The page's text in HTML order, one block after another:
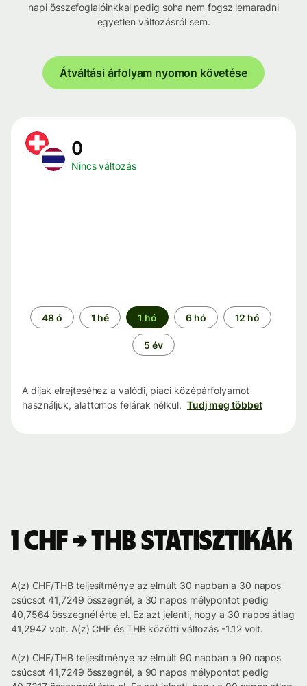
napi összefoglalóinkkal pedig soha nem fogsz lemaradni
egyetlen változásról sem.
Átváltási árfolyam nyomon követése
0
Nincs változás
Időszak
48 ó 1 hé 1 hó 6 hó 12 hó
5 év
A díjak elrejtéséhez a valódi, piaci középárfolyamot
használjuk, alattomos felárak nélkül. Tudj meg többet
1 CHF → THB statisztikák
A(z) CHF/THB teljesítménye az elmúlt 30 napban a 30 napos
csúcsot 41,7249 összegnél, a 30 napos mélypontot pedig
40,7564 összegnél érte el. Ez azt jelenti, hogy a 30 napos átlag
41,2947 volt. A(z) CHF és THB közötti változás -1.12 volt.
A(z) CHF/THB teljesítménye az elmúlt 90 napban a 90 napos
csúcsot 41,7249 összegnél, a 90 napos mélypontot pedig